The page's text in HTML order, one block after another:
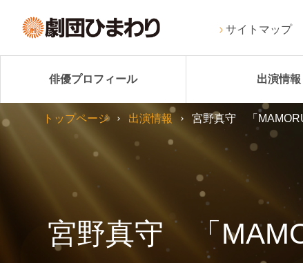
サイトマップ
俳優プロフィール 出演情報
宮野真守 「
トップページ 出演情報 宮野真守 「